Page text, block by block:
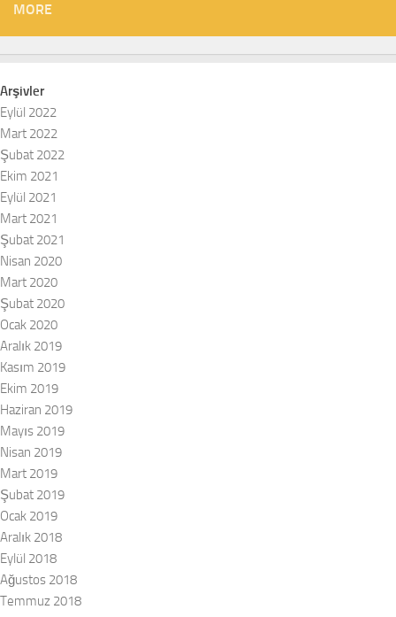
MORE
Arşivler
Eylül 2022
Mart 2022
Şubat 2022
Ekim 2021
Eylül 2021
Mart 2021
Şubat 2021
Nisan 2020
Mart 2020
Şubat 2020
Ocak 2020
Aralık 2019
Kasım 2019
Ekim 2019
Haziran 2019
Mayıs 2019
Nisan 2019
Mart 2019
Şubat 2019
Ocak 2019
Aralık 2018
Eylül 2018
Ağustos 2018
Temmuz 2018